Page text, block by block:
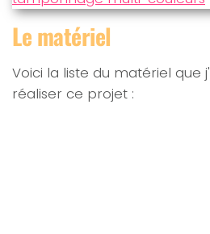
Le matériel
Voici la liste du matériel que
réaliser ce projet :